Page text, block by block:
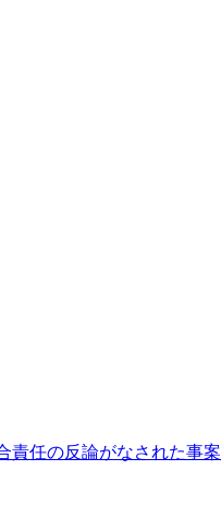
責任の反論がなされた事案